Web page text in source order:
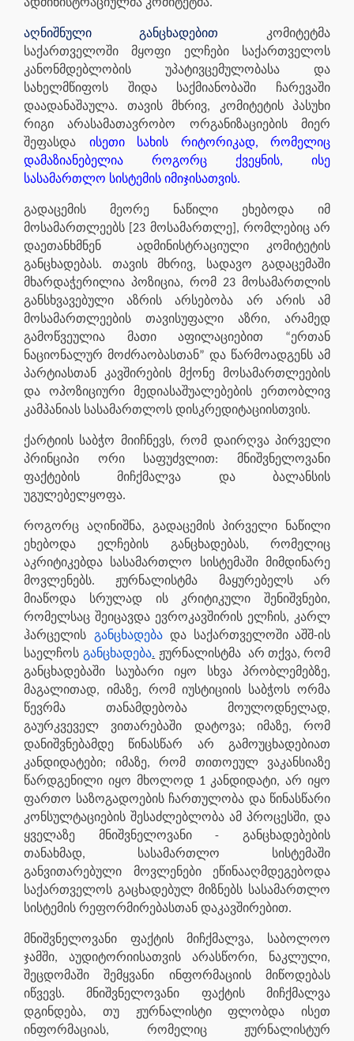
ადმინისტრაციულმა კომიტეტმა.
აღნიშნული განცხადებით
კომიტეტმა
საქართველოში მყოფი ელჩები საქართველოს
კანონმდებლობის უპატივცემულობასა და
სახელმწიფოს შიდა საქმიანობაში ჩარევაში
დაადანაშაულა. თავის მხრივ, კომიტეტის პასუხი
რიგი არასამათავრობო ორგანიზაციების მიერ
შეფასდა
ისეთი სახის რიტორიკად, რომელიც
დამაზიანებელია როგორც ქვეყნის, ისე
სასამართლო სისტემის იმიჯისათვის.
გადაცემის მეორე ნაწილი ეხებოდა იმ
მოსამართლეებს [23 მოსამართლე], რომლებიც არ
დაეთანხმნენ ადმინისტრაციული კომიტეტის
განცხადებას. თავის მხრივ, სადავო გადაცემაში
მხარდაჭერილია პოზიცია, რომ 23 მოსამართლის
განსხვავებული აზრის არსებობა არ არის ამ
მოსამართლეების თავისუფალი აზრი, არამედ
გამოწვეულია მათი აფილაციებით “ერთან
ნაციონალურ მოძრაობასთან” და წარმოადგენს ამ
პარტიასთან კავშირების მქონე მოსამართლეების
და ოპოზიციური მედიასაშუალებების ერთობლივ
კამპანიას სასამართლოს დისკრედიტაციისთვის.
ქარტიის საბჭო მიიჩნევს, რომ დაირღვა პირველი
პრინციპი ორი საფუძვლით: მნიშვნელოვანი
ფაქტების მიჩქმალვა და ბალანსის
უგულებელყოფა.
როგორც აღინიშნა, გადაცემის პირველი ნაწილი
ეხებოდა ელჩების განცხადებას, რომელიც
აკრიტიკებდა სასამართლო სისტემაში მიმდინარე
მოვლენებს. ჟურნალისტმა მაყურებელს არ
მიაწოდა სრულად ის კრიტიკული შენიშვნები,
რომელსაც შეიცავდა ევროკავშირის ელჩის, კარლ
ჰარცელის
განცხადება და საქართველოში აშშ-ის
საელჩოს განცხადება. ჟურნალისტმა არ თქვა, რომ
განცხადებაში საუბარი იყო სხვა პრობლემებზე,
მაგალითად, იმაზე, რომ იუსტიციის საბჭოს ორმა
წევრმა თანამდებობა მოულოდნელად,
გაურკვეველ ვითარებაში დატოვა; იმაზე, რომ
დანიშვნებამდე წინასწარ არ გამოუცხადებიათ
კანდიდატები; იმაზე, რომ თითოეულ ვაკანსიაზე
წარდგენილი იყო მხოლოდ 1 კანდიდატი, არ იყო
ფართო საზოგადოების ჩართულობა და წინასწარი
კონსულტაციების შესაძლებლობა ამ პროცესში, და
ყველაზე მნიშვნელოვანი - განცხადებების
თანახმად, სასამართლო სისტემაში
განვითარებული მოვლენები ეწინააღმდეგებოდა
საქართველოს გაცხადებულ მიზნებს სასამართლო
სისტემის რეფორმირებასთან დაკავშირებით.
მნიშვნელოვანი ფაქტის მიჩქმალვა, საბოლოო
ჯამში, აუდიტორიისათვის არასწორი, ნაკლული,
შეცდომაში შემყვანი ინფორმაციის მიწოდებას
იწვევს. მნიშვნელოვანი ფაქტის მიჩქმალვა
დგინდება, თუ ჟურნალისტი ფლობდა ისეთ
ინფორმაციას, რომელიც ჟურნალისტურ